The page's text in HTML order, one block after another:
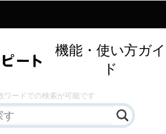
機能・使い方ガイ
ド
ワードでの検索が可能です